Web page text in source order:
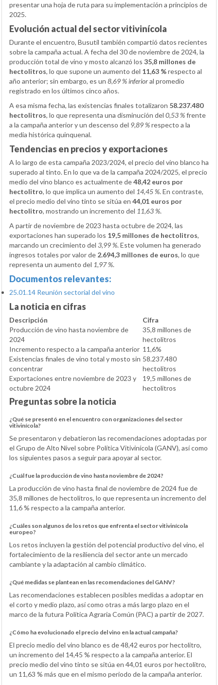
presentar una hoja de ruta para su implementación a principios de
2025.
Evolución actual del sector vitivinícola
Durante el encuentro, Busutil también compartió datos recientes
sobre la campaña actual. A fecha del 30 de noviembre de 2024, la
producción total de vino y mosto alcanzó los 35,8 millones de
hectolitros, lo que supone un aumento del 11,63 %respecto al
año anterior; sin embargo, es un 8,69 % inferioral promedio
registrado en los últimos cinco años.
A esa misma fecha, las existencias finales totalizaron 58.237.480
hectolitros, lo que representa una disminución del 0,53 %frente
a la campaña anterior y un descenso del 9,89 %respecto a la
media histórica quinquenal.
Tendencias en precios y exportaciones
A lo largo de esta campaña 2023/2024, el precio del vino blanco ha
superado al tinto. En lo que va de la campaña 2024/2025, el precio
medio del vino blanco es actualmente de48,42 euros por
hectolitro, lo que implica un aumento del 14,45 %. En contraste,
el precio medio del vino tinto se sitúa en 44,01 euros por
hectolitro, mostrando un incremento del 11,63 %.
A partir de noviembre de 2023 hasta octubre de 2024, las
exportaciones han superado los 19,5 millones de hectolitros,
marcando un crecimiento del 3,99 %. Este volumen ha generado
ingresos totales por valor de 2.694,3 millones de euros, lo que
representa un aumento del 1,97 %.
Documentos relevantes:
25.01.14 Reunión sectorial del vino
La noticia en cifras
Descripción
Cifra
Producción de vino hasta noviembre de
2024
35,8 millones de
hectolitros
Incremento respecto a la campaña anterior 11,6%
Existencias finales de vino total y mosto sin
concentrar
58.237.480
hectolitros
Exportaciones entre noviembre de 2023 y
octubre 2024
19,5 millones de
hectolitros
Preguntas sobre la noticia
¿Qué se presentó en el encuentro con organizaciones del sector
vitivinícola?
Se presentaron y debatieron las recomendaciones adoptadas por
el Grupo de Alto Nivel sobre Política Vitivinícola (GANV), así como
los siguientes pasos a seguir para apoyar al sector.
¿Cuál fue la producción de vino hasta noviembre de 2024?
La producción de vino hasta final de noviembre de 2024 fue de
35,8 millones de hectolitros, lo que representa un incremento del
11,6 % respecto a la campaña anterior.
¿Cuáles son algunos de los retos que enfrenta el sector vitivinícola
europeo?
Los retos incluyen la gestión del potencial productivo del vino, el
fortalecimiento de la resiliencia del sector ante un mercado
cambiante y la adaptación al cambio climático.
¿Qué medidas se plantean en las recomendaciones del GANV?
Las recomendaciones establecen posibles medidas a adoptar en
el corto y medio plazo, así como otras a más largo plazo en el
marco de la futura Política Agraria Común (PAC) a partir de 2027.
¿Cómo ha evolucionado el precio del vino en la actual campaña?
El precio medio del vino blanco es de 48,42 euros por hectolitro,
un incremento del 14,45 % respecto a la campaña anterior. El
precio medio del vino tinto se sitúa en 44,01 euros por hectolitro,
un 11,63 % más que en el mismo periodo de la campaña anterior.